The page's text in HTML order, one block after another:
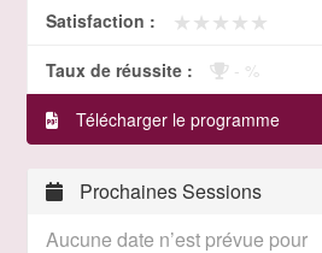
Satisfaction : ★★★★★
★★★★★
Taux de réussite : - %
Télécharger le programme
Prochaines Sessions
Aucune date n’est prévue pour